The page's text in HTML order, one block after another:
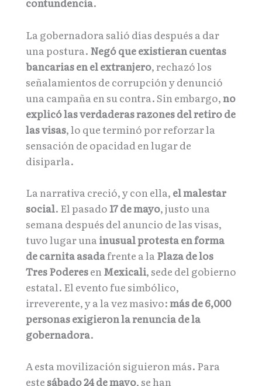
La gobernadora salió días después a dar
una postura. Negó que existieran cuentas
bancarias en el extranjero, rechazó los
señalamientos de corrupción y denunció
una campaña en su contra. Sin embargo,no
explicó las verdaderas razones del retiro de
las visas, lo que terminó por reforzar la
sensación de opacidad en lugar de
disiparla.
La narrativa creció, y con ella, el malestar
social. El pasado 17 de mayo, justo una
semana después del anuncio de las visas,
tuvo lugar una inusual protesta en forma
de carnita asadafrente a la Plaza de los
Tres Poderesen Mexicali, sede del gobierno
estatal. El evento fue simbólico,
irreverente, y a la vez masivo:más de 6,000
personas exigieron la renuncia de la
gobernadora.
A esta movilización siguieron más. Para
este sábado 24 de mayo, se han